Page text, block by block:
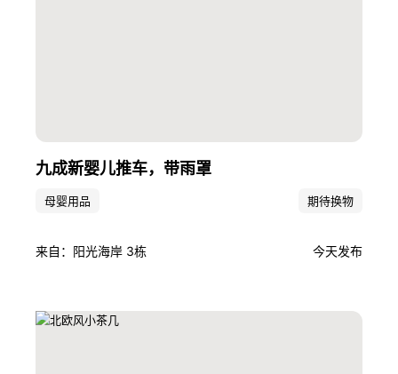
九成新婴儿推车，带雨罩
母婴用品 期待换物
来自：阳光海岸 3栋 今天发布